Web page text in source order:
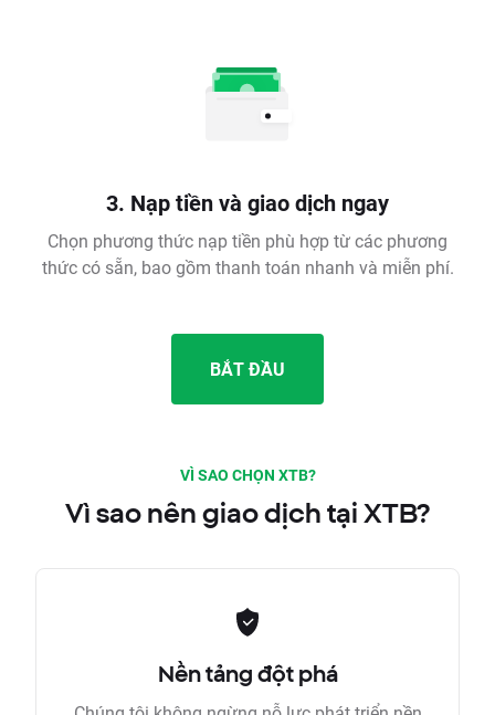
3. Nạp tiền và giao dịch ngay
Chọn phương thức nạp tiền phù hợp từ các phương
thức có sẵn, bao gồm thanh toán nhanh và miễn phí.
BẮT ĐẦU
VÌ SAO CHỌN XTB?
Vì sao nên giao dịch tại XTB?
Nền tảng đột phá